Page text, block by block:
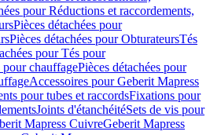
pour Réductions et raccordements,
Pièces détachées pour
Pièces détachées pour ObturateursTés
pour Tés pour
pour chauffagePièces détachées pour
Accessoires pour Geberit Mapress
pour tubes et raccordsFixations pour
Joints d'étanchéitéSets de vis pour
Mapress CuivreGeberit Mapress